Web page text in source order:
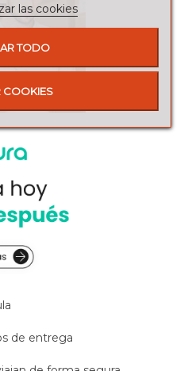
de entrega
las cookies
TODO
COOKIES